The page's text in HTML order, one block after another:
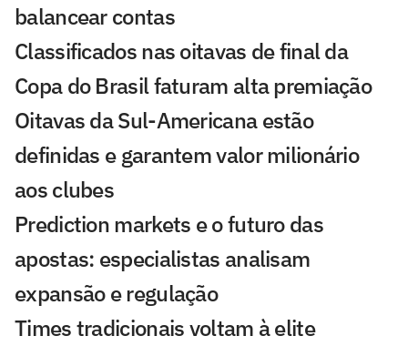
balancear contas
Classificados nas oitavas de final da
Copa do Brasil faturam alta premiação
Oitavas da Sul-Americana estão
definidas e garantem valor milionário
aos clubes
Prediction markets e o futuro das
apostas: especialistas analisam
expansão e regulação
Times tradicionais voltam à elite